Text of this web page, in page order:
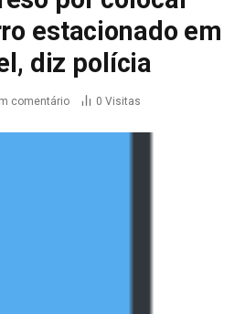
estacionado em
diz polícia
comentário 0 Visitas